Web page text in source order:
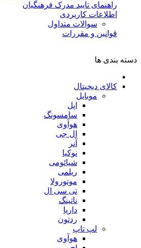
راهنمای تایید مدرک فرهنگیان
اطلاعات کاربردی
سوالات متداول
قوانین و مقررات
دسته بندی ها
کالای دیجیتال
موبایل
اپل
سامسونگ
هوآوی
ال جی
آنر
نوکیا
شیائومی
ریلمی
موتورولا
تی سی ال
ناتینگ
داریا
ردتون
لپ تاپ
هوآوی